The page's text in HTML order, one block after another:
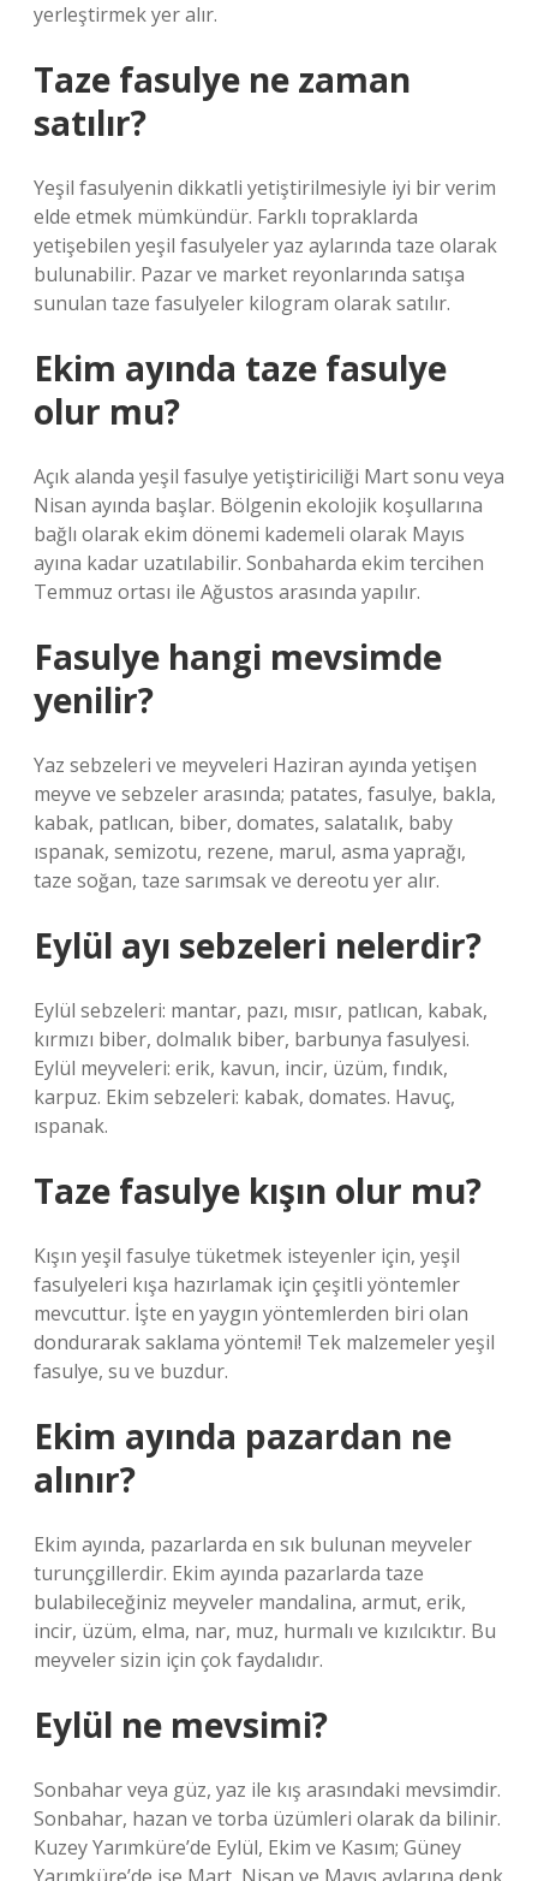
yerleştirmek yer alır.
Taze fasulye ne zaman
satılır?
Yeşil fasulyenin dikkatli yetiştirilmesiyle iyi bir verim
elde etmek mümkündür. Farklı topraklarda
yetişebilen yeşil fasulyeler yaz aylarında taze olarak
bulunabilir. Pazar ve market reyonlarında satışa
sunulan taze fasulyeler kilogram olarak satılır.
Ekim ayında taze fasulye
olur mu?
Açık alanda yeşil fasulye yetiştiriciliği Mart sonu veya
Nisan ayında başlar. Bölgenin ekolojik koşullarına
bağlı olarak ekim dönemi kademeli olarak Mayıs
ayına kadar uzatılabilir. Sonbaharda ekim tercihen
Temmuz ortası ile Ağustos arasında yapılır.
Fasulye hangi mevsimde
yenilir?
Yaz sebzeleri ve meyveleri Haziran ayında yetişen
meyve ve sebzeler arasında; patates, fasulye, bakla,
kabak, patlıcan, biber, domates, salatalık, baby
ıspanak, semizotu, rezene, marul, asma yaprağı,
taze soğan, taze sarımsak ve dereotu yer alır.
Eylül ayı sebzeleri nelerdir?
Eylül sebzeleri: mantar, pazı, mısır, patlıcan, kabak,
kırmızı biber, dolmalık biber, barbunya fasulyesi.
Eylül meyveleri: erik, kavun, incir, üzüm, fındık,
karpuz. Ekim sebzeleri: kabak, domates. Havuç,
ıspanak.
Taze fasulye kışın olur mu?
Kışın yeşil fasulye tüketmek isteyenler için, yeşil
fasulyeleri kışa hazırlamak için çeşitli yöntemler
mevcuttur. İşte en yaygın yöntemlerden biri olan
dondurarak saklama yöntemi! Tek malzemeler yeşil
fasulye, su ve buzdur.
Ekim ayında pazardan ne
alınır?
Ekim ayında, pazarlarda en sık bulunan meyveler
turunçgillerdir. Ekim ayında pazarlarda taze
bulabileceğiniz meyveler mandalina, armut, erik,
incir, üzüm, elma, nar, muz, hurmalı ve kızılcıktır. Bu
meyveler sizin için çok faydalıdır.
Eylül ne mevsimi?
Sonbahar veya güz, yaz ile kış arasındaki mevsimdir.
Sonbahar, hazan ve torba üzümleri olarak da bilinir.
Kuzey Yarımküre’de Eylül, Ekim ve Kasım; Güney